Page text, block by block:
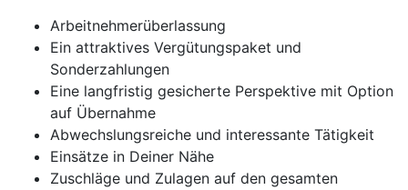
Arbeitnehmerüberlassung
Ein attraktives Vergütungspaket und
Sonderzahlungen
Eine langfristig gesicherte Perspektive mit Option
auf Übernahme
Abwechslungsreiche und interessante Tätigkeit
Einsätze in Deiner Nähe
Zuschläge und Zulagen auf den gesamten